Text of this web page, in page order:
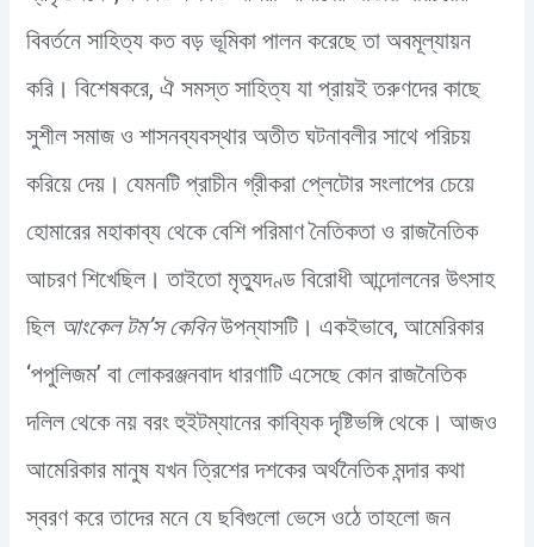
বিবর্তনে সাহিত্য কত বড় ভূমিকা পালন করেছে তা অবমূল্যায়ন
করি। বিশেষকরে, ঐ সমস্ত সাহিত্য যা প্রায়ই তরুণদের কাছে
সুশীল সমাজ ও শাসনব্যবস্থার অতীত ঘটনাবলীর সাথে পরিচয়
করিয়ে দেয়। যেমনটি প্রাচীন গ্রীকরা প্লেটোর সংলাপের চেয়ে
হোমারের মহাকাব্য থেকে বেশি পরিমাণ নৈতিকতা ও রাজনৈতিক
আচরণ শিখেছিল। তাইতো মৃত্যুদণ্ড বিরোধী আন্দোলনের উৎসাহ
ছিল আংকেল টম’স কেবিনউপন্যাসটি। একইভাবে, আমেরিকার
‘পপুলিজম’ বা লোকরঞ্জনবাদ ধারণাটি এসেছে কোন রাজনৈতিক
দলিল থেকে নয় বরং হুইটম্যানের কাব্যিক দৃষ্টিভঙ্গি থেকে। আজও
আমেরিকার মানুষ যখন ত্রিশের দশকের অর্থনৈতিক মন্দার কথা
স্বরণ করে তাদের মনে যে ছবিগুলো ভেসে ওঠে তাহলো জন